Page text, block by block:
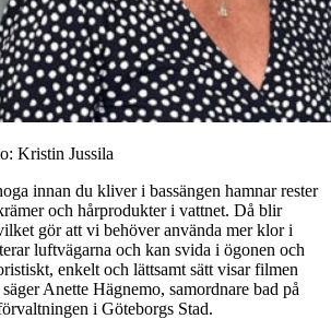
Kristin Jussila
innan du kliver i bassängen hamnar rester
och hårprodukter i vattnet. Då blir
gör att vi behöver använda mer klor i
luftvägarna och kan svida i ögonen och
enkelt och lättsamt sätt visar filmen
Anette Hägnemo, samordnare bad på
i Göteborgs Stad.